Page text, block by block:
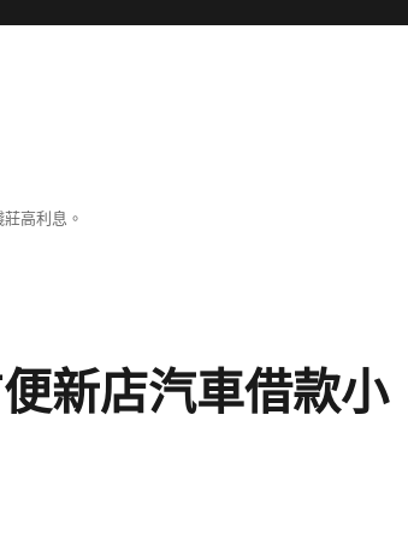
高利息。
新店汽車借款小